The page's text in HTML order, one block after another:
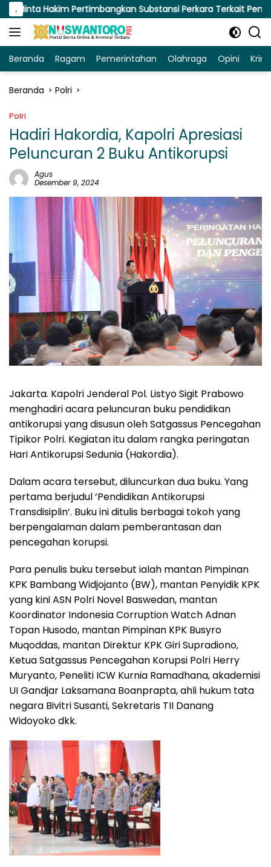
Langsung
ke
konten
.
Pertimbangkan Substansi Perkara Terkait Pembangkangan
Beranda Ragam Pemerintahan Olahraga Opini
Beranda Polri
Polri
Hadiri Hakordia, Kapolri Apresiasi
Peluncuran 2 Buku Antikorupsi
Agus
Desember 9, 2024
Jakarta. Kapolri Jenderal Pol. Listyo Sigit Prabowo
menghadiri acara peluncuran buku pendidikan
antikorupsi yang disusun oleh Satgassus Pencegahan
Tipikor Polri. Kegiatan itu dalam rangka peringatan
Hari Antikorupsi Sedunia (Hakordia).
Dalam acara tersebut, diluncurkan dua buku. Yang
pertama berjudul ‘Pendidikan Antikorupsi
Transdisiplin’. Buku ini ditulis berbagai tokoh yang
berpengalaman dalam pemberantasan dan
pencegahan korupsi.
Para penulis buku tersebut ialah mantan Pimpinan
KPK Bambang Widjojanto (BW), mantan Penyidik KPK
yang kini ASN Polri Novel Baswedan, mantan
Koordinator Indonesia Corruption Watch Adnan
Topan Husodo, mantan Pimpinan KPK Busyro
Muqoddas, mantan Direktur KPK Giri Supradiono,
Ketua Satgassus Pencegahan Korupsi Polri Herry
Muryanto, Peneliti ICW Kurnia Ramadhana, akademisi
UI Gandjar Laksamana Boanprapta, ahli hukum tata
negara Bivitri Susanti, Sekretaris TII Danang
Widoyoko dkk.